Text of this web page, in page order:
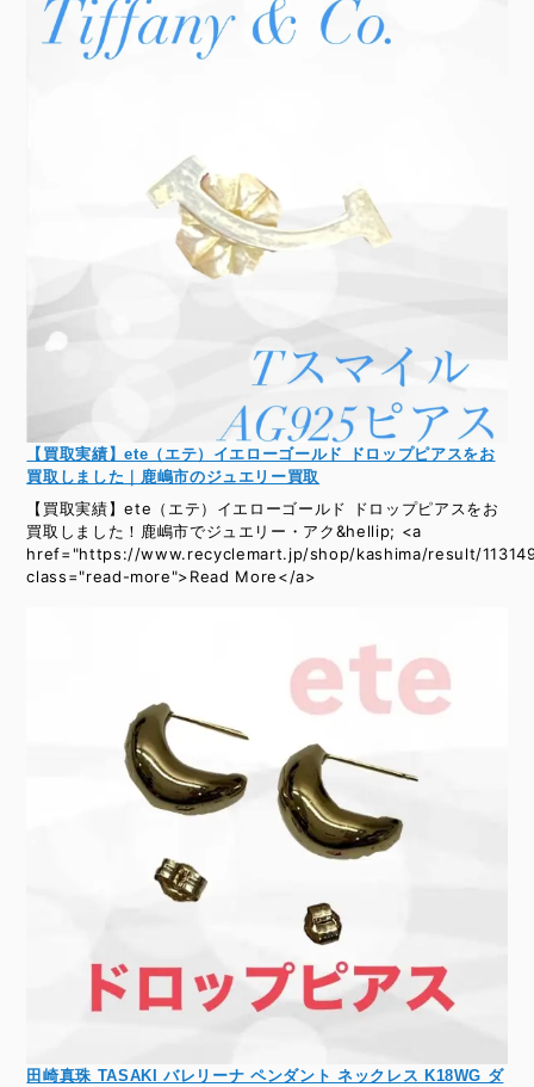
【買取実績】ete（エテ）イエローゴールド ドロップピアスをお
買取しました｜鹿嶋市のジュエリー買取
【買取実績】ete（エテ）イエローゴールド ドロップピアスをお
買取しました！鹿嶋市でジュエリー・アク&hellip; <a
href="https://www.recyclemart.jp/shop/kashima/result/
class="read-more">Read More</a>
田崎真珠 TASAKI バレリーナ ペンダント ネックレス K18WG ダ